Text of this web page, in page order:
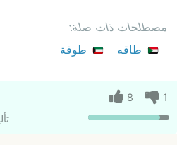
مصطلحات ذات صلة:
طاقه
طوفة
1
8